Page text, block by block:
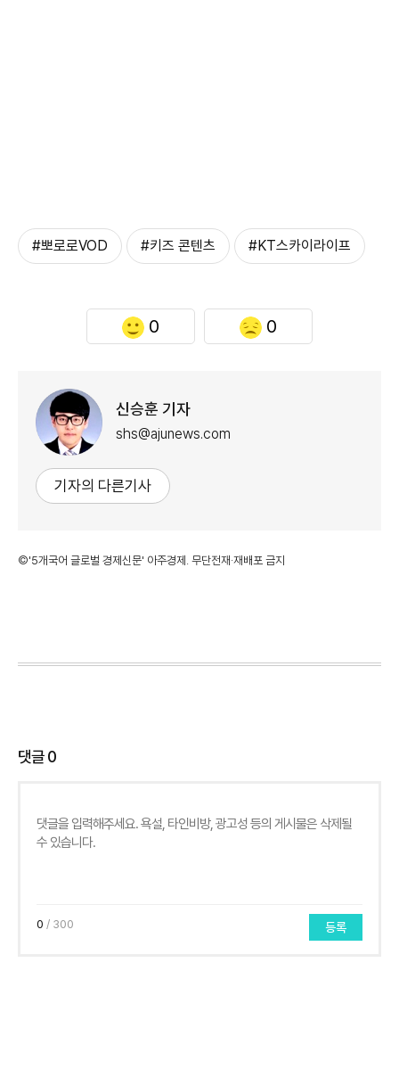
#뽀로로VOD #키즈 콘텐츠 #KT스카이라이프
0 0
신승훈 기자
shs@ajunews.com
기자의 다른기사
©'5개국어 글로벌 경제신문' 아주경제. 무단전재·재배포 금지
댓글0
0 / 300 등록